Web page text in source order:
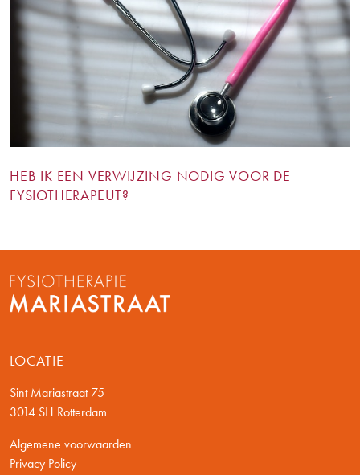
HEB IK EEN VERWIJZING NODIG VOOR DE
FYSIOTHERAPEUT?
LOCATIE
Sint Mariastraat 75
3014 SH Rotterdam
Algemene voorwaarden
Privacy Policy